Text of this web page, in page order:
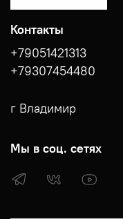
Контакты
+79051421313
+79307454480
г Владимир
Мы в соц. сетях